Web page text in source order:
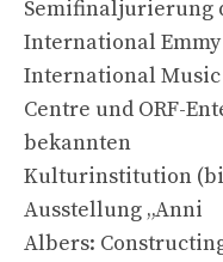
Semifinaljurierung
International
International
Centre und ORF-
bekannten
Kulturinstitution
Ausstellung „Anni
Albers: